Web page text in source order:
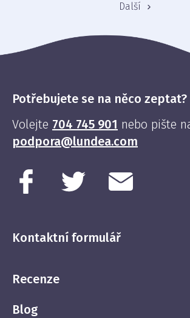
Další
Potřebujete se na něco zeptat?
Volejte 704 745 901 nebo pište
podpora@lundea.com
Kontaktní formulář
Recenze
Blog